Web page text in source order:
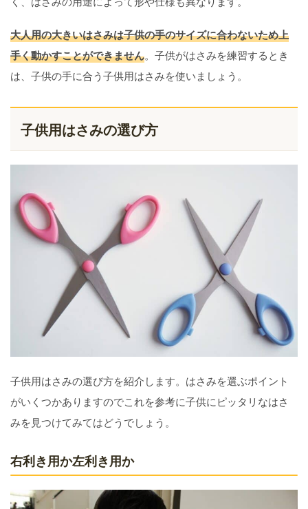
大人用の大きいはさみは子供の手のサイズに合わないため上
手く動かすことができません。子供がはさみを練習するとき
は、子供の手に合う子供用はさみを使いましょう。
子供用はさみの選び方
子供用はさみの選び方を紹介します。はさみを選ぶポイント
がいくつかありますのでこれを参考に子供にピッタリなはさ
みを見つけてみてはどうでしょう。
右利き用か左利き用か